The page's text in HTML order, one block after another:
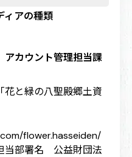
ィアの種類
アカウント管理担当課
と緑の八聖殿郷土資
flower.hasseiden/
当部署名 公益財団法